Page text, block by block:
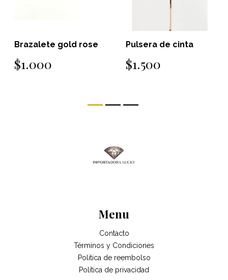
Brazalete gold rose
$1.000
Pulsera de cinta
$1.500
Menu
Contacto
Términos y Condiciones
Politica de reembolso
Política de privacidad